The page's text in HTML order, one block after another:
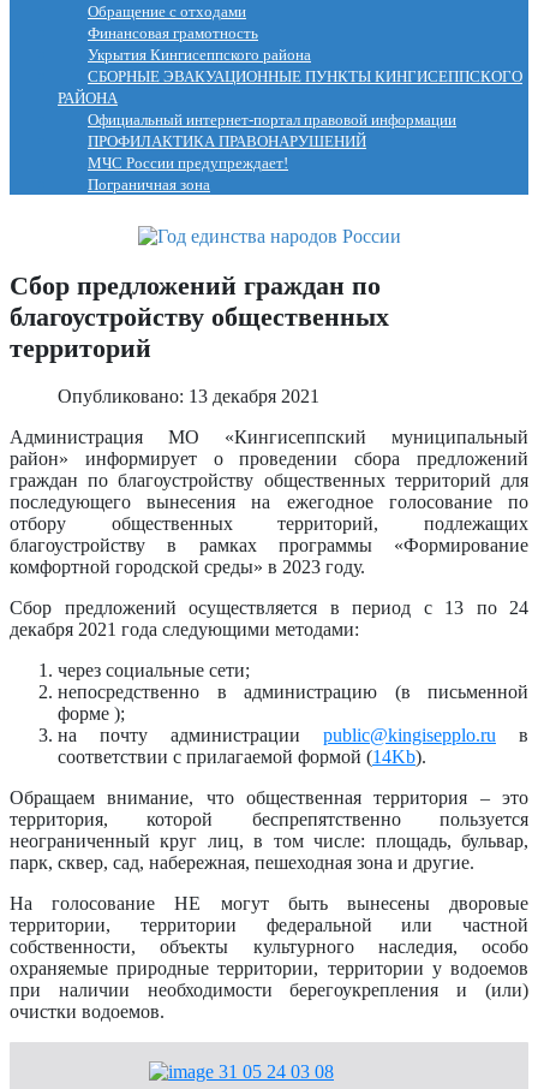
Обращение с отходами
Финансовая грамотность
Укрытия Кингисеппского района
СБОРНЫЕ ЭВАКУАЦИОННЫЕ ПУНКТЫ КИНГИСЕППСКОГО
РАЙОНА
Официальный интернет-портал правовой информации
ПРОФИЛАКТИКА ПРАВОНАРУШЕНИЙ
МЧС России предупреждает!
Пограничная зона
Сбор предложений граждан по
благоустройству общественных
территорий
Опубликовано: 13 декабря 2021
Администрация МО «Кингисеппский муниципальный
район» информирует о проведении сбора предложений
граждан по благоустройству общественных территорий для
последующего вынесения на ежегодное голосование по
отбору общественных территорий, подлежащих
благоустройству в рамках программы «Формирование
комфортной городской среды» в 2023 году.
Сбор предложений осуществляется в период с 13 по 24
декабря 2021 года следующими методами:
через социальные сети;
непосредственно в администрацию (в письменной
форме );
на почту администрации public@kingisepplo.ru в
соответствии с прилагаемой формой (14Kb).
Обращаем внимание, что общественная территория – это
территория, которой беспрепятственно пользуется
неограниченный круг лиц, в том числе: площадь, бульвар,
парк, сквер, сад, набережная, пешеходная зона и другие.
На голосование НЕ могут быть вынесены дворовые
территории, территории федеральной или частной
собственности, объекты культурного наследия, особо
охраняемые природные территории, территории у водоемов
при наличии необходимости берегоукрепления и (или)
очистки водоемов.